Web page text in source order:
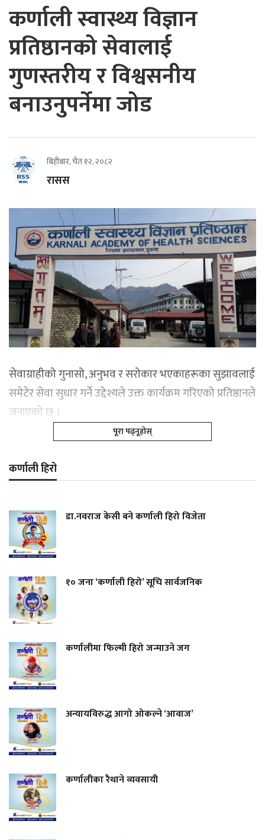
कर्णाली स्वास्थ्य विज्ञान
प्रतिष्ठानको सेवालाई
गुणस्तरीय र विश्वसनीय
बनाउनुपर्नेमा जोड
बिहीबार, चैत १२, २०८२
रासस
सेवाग्राहीको गुनासो, अनुभव र सरोकार भएकाहरूका सुझावलाई
समेटेर सेवा सुधार गर्ने उद्देश्यले उक्त कार्यक्रम गरिएको प्रतिष्ठानले
जनाएको छ ।
पूरा पढ्नूहोस्
कर्णाली हिरो
डा.नवराज केसी बने कर्णाली हिरो विजेता
१० जना ‘कर्णाली हिरो’ सूचि सार्वजनिक
कर्णालीमा फिल्मी हिरो जन्माउने जग
अन्यायविरुद्ध आगो ओकल्ने ‘आवाज’
कर्णालीका रैथाने व्यवसायी